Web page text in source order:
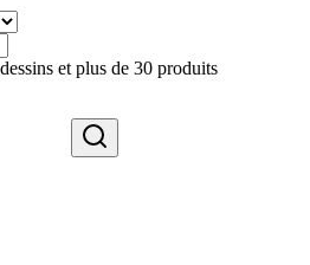
et plus de 30 produits